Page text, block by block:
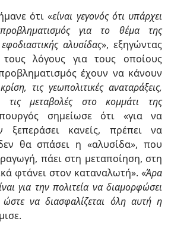
ότι «είναι γεγονός ότι υπάρχει
για το θέμα της
αλυσίδας», εξηγώντας
λόγους για τους οποίους
έχουν να κάνουν
τις γεωπολιτικές αναταράξεις,
τις μεταβολές στο κομμάτι της
σημείωσε ότι «για να
ξεπεράσει κανείς, πρέπει να
θα σπάσει η «αλυσίδα», που
πάει στη μεταποίηση, στη
φτάνει στον καταναλωτή». «Άρα
για την πολιτεία να διαμορφώσει
ώστε να διασφαλίζεται όλη αυτή η